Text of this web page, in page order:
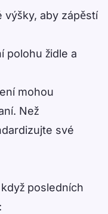
výšky, aby zápěstí
polohu židle a
mohou
Než
své
posledních